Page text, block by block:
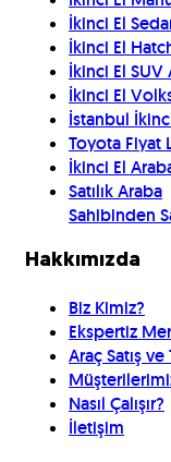
İkinci El
İkinci El
İkinci El SUV
İkinci El
İstanbul
Toyota Fiyat
İkinci El
Satılık Araba
Sahibinden
Hakkımızda
Biz Kimiz?
Ekspertiz
Araç Satış
Nasıl Çalışır?
İletişim